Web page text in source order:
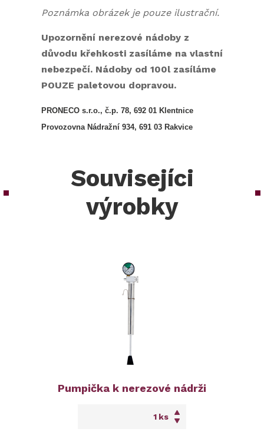
Poznámka obrázek je pouze ilustrační.
Upozornění nerezové nádoby z
důvodu křehkosti zasíláme na vlastní
nebezpečí. Nádoby od 100l zasíláme
POUZE paletovou dopravou.
PRONECO s.r.o., č.p. 78, 692 01 Klentnice
Provozovna Nádražní 934, 691 03 Rakvice
Souvisejíci
výrobky
Pumpička k nerezové nádrži
ks